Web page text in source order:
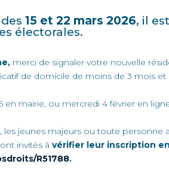
des15 et 22 mars 2026, il est
électorales.
merci de signaler votre nouvelle
de domicile de moins de 3 mois et
en mairie, ou mercredi 4 février en
jeunes majeurs ou toute personne
invités à vérifier leur inscription en
R51788.